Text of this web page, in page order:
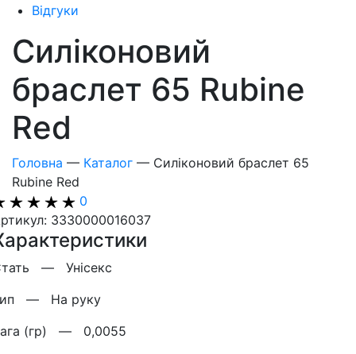
Відгуки
Силіконовий
браслет 65 Rubine
Red
Головна — Каталог — Силіконовий браслет 65
Rubine Red
0
3330000016037
— Унісекс
— На руку
(гр) — 0,0055